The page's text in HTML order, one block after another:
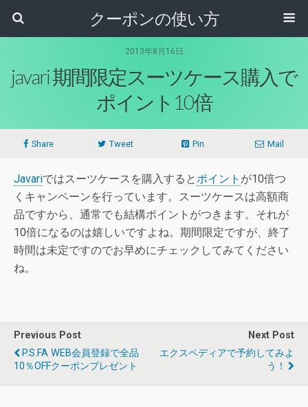
クーポンの使い方
2013年8月16日
javari 期間限定スーツケース購入で
ポイント10倍
Share Tweet Pin Mail
Javariではスーツケースを購入するとポイント が10倍つ
くキャンペーンを行っています。スーツケースは高額商
品ですから、通常でも結構ポイントがつきます。それが
10倍になるのは嬉しいですよね。期間限定ですが、終了
時間は未定ですのでお早めにチェックしてみてください
ね。
Previous Post
P.S.FA WEB会員登録で全品
10％OFFクーポンプレゼント
Next Post
エクスペディアで予約してみよ
う！